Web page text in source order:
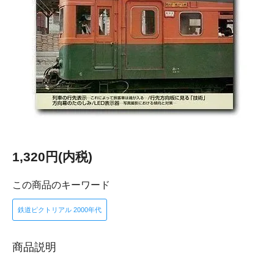
1,320円(内税)
この商品のキーワード
鉄道ピクトリアル 2000年代
商品説明